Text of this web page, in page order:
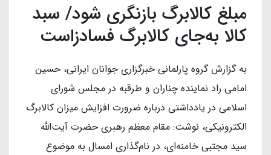
مبلغ کالابرگ بازنگری شود/ سبد
کالا به‌جای کالابرگ فسادزاست
به گزارش گروه پارلمانی خبرگزاری جوانان ایرانی، حسین
امامی راد نماینده چناران و طرقبه در مجلس شورای
اسلامی در یادداشتی درباره ضرورت افزایش میزان کالابرگ
الکترونیکی، نوشت: مقام معظم رهبری حضرت آیت‌الله
سید مجتبی خامنه‌ای، در نام‌گذاری امسال به موضوع